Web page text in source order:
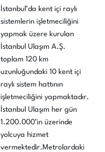
İstanbul’da kent içi raylı
sistemlerin işletmeciliğini
yapmak üzere kurulan
İstanbul Ulaşım A.Ş.
toplam 120 km
uzunluğundaki 10 kent içi
raylı sistem hattının
işletmeciliğini yapmaktadır.
İstanbul Ulaşım her gün
1.200.000’in üzerinde
yolcuya hizmet
vermektedir.Metrolardaki